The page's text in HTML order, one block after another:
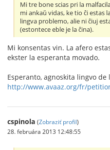
Mi tre bone scias pri la
mi ankaŭ vidas, ke tio ĉi estas
lingva problemo, alie ni ĉiuj
(estontece eble je la ĉina).
Mi konsentas vin. La afero
ekster la esperanta movado.
Esperanto, agnoskita lingvo de
http://www.avaaz.org/fr/
cspinola (Zobraziť profil)
28. februára 2013 12:48:55